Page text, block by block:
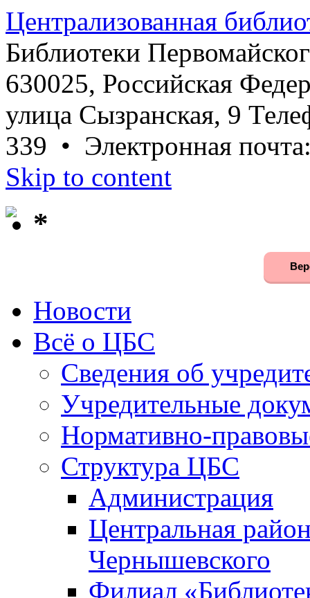
Централизованная
Библиотеки
630025, Российская
улица Сызранская, 9
339 • Электронная
Skip to content
*
Новости
Всё о ЦБС
Сведения об
Учредительные
Нормативно-
Структура ЦБС
Администрация
Центральная
Чернышевского
Филиал